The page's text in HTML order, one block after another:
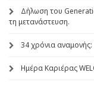
Δήλωση του
τη μετανάστευση.
34 χρόνια αναμονής:
Ημέρα Καριέρας